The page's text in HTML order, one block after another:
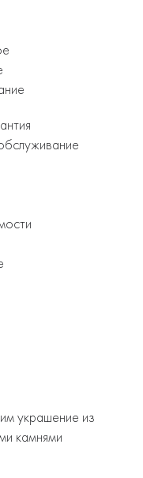
украшение из
камнями